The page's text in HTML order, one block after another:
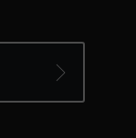
して協力する必
とにより当該事
の委託を受けた